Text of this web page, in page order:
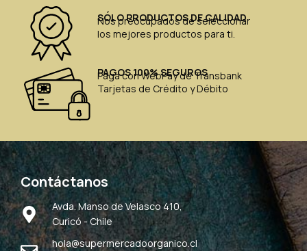
SÓLO PRODUCTOS DE CALIDAD
Nos preocupados de seleccionar
los mejores productos para ti.
PAGOS 100% SEGUROS
Paga con WebPay de Transbank
Tarjetas de Crédito y Débito
Contáctanos
Avda. Manso de Velasco 410,
Curicó - Chile
hola@supermercadoorganico.cl